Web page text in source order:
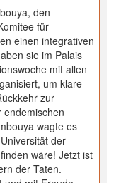
den
für
einen integrativen
sie im Palais
mit allen
um klare
zur
endemischen
wagte es
der
wäre! Jetzt ist
der Taten.